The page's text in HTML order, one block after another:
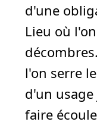
d'une
Lieu où l'on
l'on serre
d'un
faire